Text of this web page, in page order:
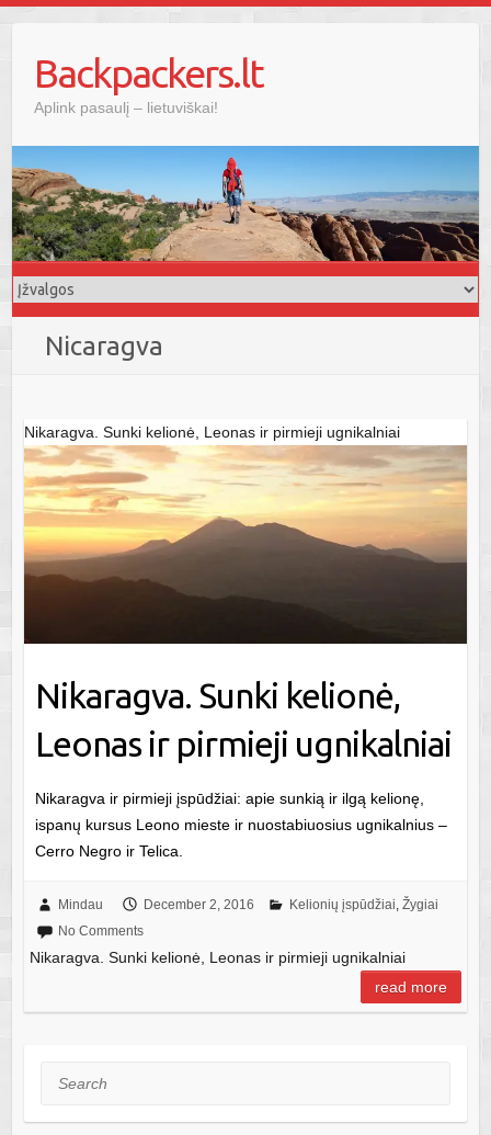
contentBackpackers.lt
Aplink pasaulį – lietuviškai!
Nicaragva
Nikaragva. Sunki kelionė, Leonas ir pirmieji ugnikalniai
Nikaragva. Sunki kelionė,
Leonas ir pirmieji ugnikalniai
Nikaragva ir pirmieji įspūdžiai: apie sunkią ir ilgą kelionę,
ispanų kursus Leono mieste ir nuostabiuosius ugnikalnius –
Cerro Negro ir Telica.
Mindau December 2, 2016 Kelionių įspūdžiai, Žygiai
No Comments
Nikaragva. Sunki kelionė, Leonas ir pirmieji ugnikalniai
read more
Search